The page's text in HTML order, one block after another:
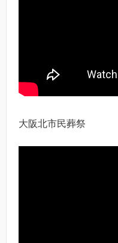
大阪北市民葬祭